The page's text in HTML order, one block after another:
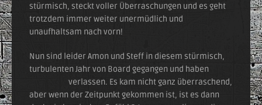
stürmisch, steckt voller Überraschungen und es geht
trotzdem immer weiter unermüdlich und
unaufhaltsam nach vorn!
Nun sind leider Amon und Steff in diesem stürmisch,
turbulenten Jahr von Board gegangen und haben
verlassen. Es kam nicht ganz überraschend,
aber wenn der Zeitpunkt gekommen ist, ist es dann